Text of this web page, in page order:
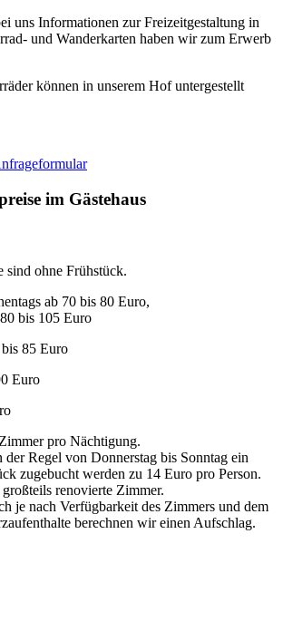
uns Informationen zur Freizeitgestaltung in
und Wanderkarten haben wir zum Erwerb
können in unserem Hof untergestellt
im Gästehaus
sind ohne Frühstück.
ab 70 bis 80 Euro,
bis 105 Euro
85 Euro
Euro
pro Nächtigung.
Regel von Donnerstag bis Sonntag ein
zugebucht werden zu 14 Euro pro Person.
renovierte Zimmer.
je nach Verfügbarkeit des Zimmers und dem
berechnen wir einen Aufschlag.